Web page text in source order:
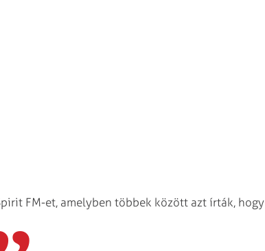
FM-et, amelyben többek között azt írták, hogy